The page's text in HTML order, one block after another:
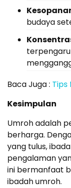
budaya
Baca Juga : Tips
Kesimpulan
Umroh adalah
berharga.
yang tulus,
pengalaman
ini bermanfaat
ibadah umroh.